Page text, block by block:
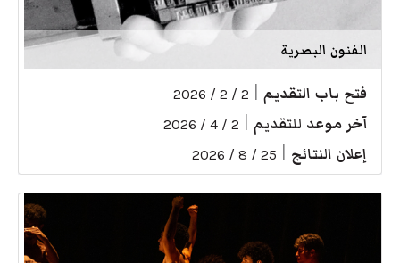
الفنون البصرية
فتح باب التقديم 2 / 2 / 2026
آخر موعد للتقديم 2 / 4 / 2026
إعلان النتائج 25 / 8 / 2026